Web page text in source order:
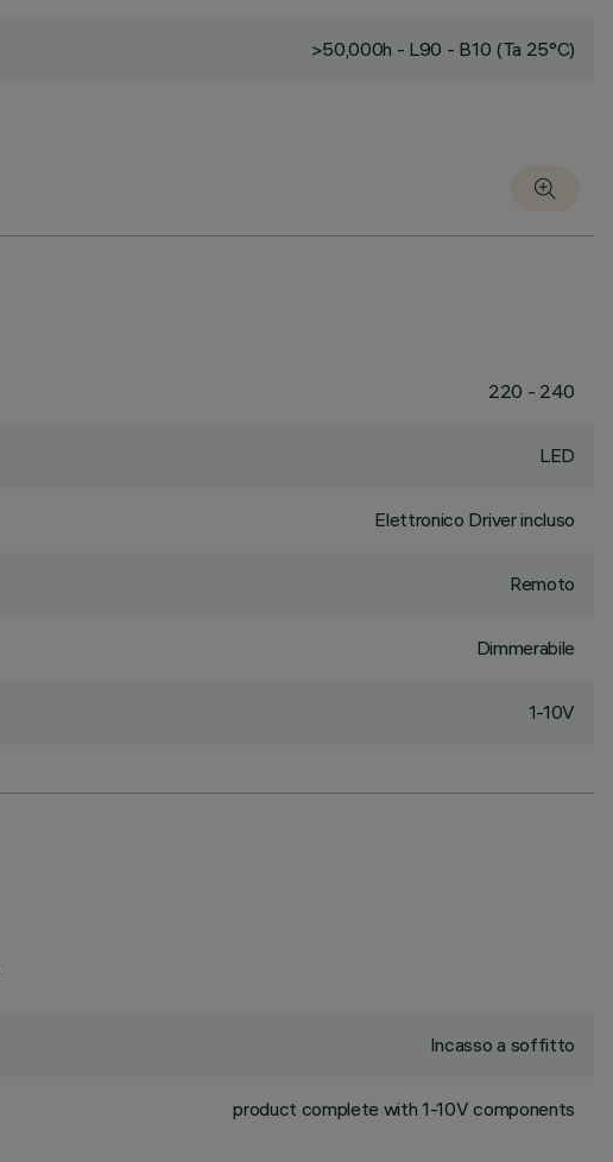
>50,000h - L90 - B10 (Ta 25°C)
220 - 240
LED
Elettronico Driver incluso
Remoto
Dimmerabile
1-10V
Incasso a soffitto
product complete with 1-10V components